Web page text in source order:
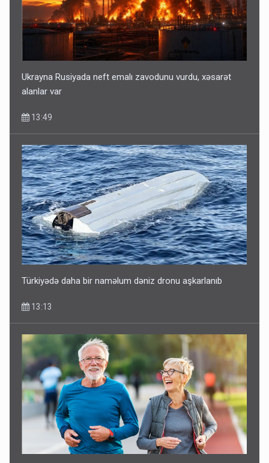
Ukrayna Rusiyada neft emalı zavodunu vurdu, xəsarət
alanlar var
13:49
Türkiyədə daha bir naməlum dəniz dronu aşkarlanıb
13:13